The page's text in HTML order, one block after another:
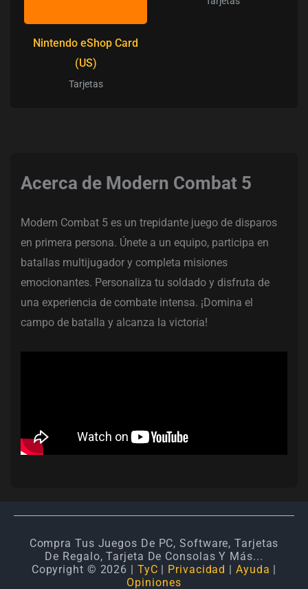
Nintendo eShop Card
(US)
Tarjetas
Acerca de Modern Combat 5
Modern Combat 5 es un trepidante juego de disparos
en primera persona. Únete a un equipo, participa en
batallas multijugador y completa misiones
emocionantes. Personaliza tu soldado y disfruta de
una experiencia de combate intensa. ¡Domina el
campo de batalla y alcanza la victoria!
Compra Tus Juegos De PC, Software, Tarjetas
De Regalo, Tarjeta De Consolas Y Más...
Copyright © 2026 | TyC | Privacidad | Ayuda |
Opiniones